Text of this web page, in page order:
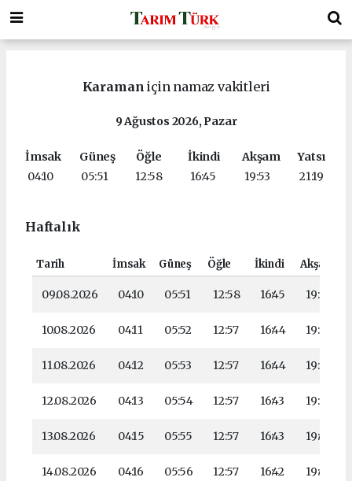
Karaman için namaz vakitleri
9 Ağustos 2026, Pazar
İmsak
04:10
Güneş
05:51
Öğle
12:58
İkindi
16:45
Akşam
19:53
Yatsı
21:19
Haftalık
Tarih İmsak Güneş Öğle İkindi Akşam
09.08.2026 04:10 05:51 12:58 16:45 19:53
10.08.2026 04:11 05:52 12:57 16:44 19:52
11.08.2026 04:12 05:53 12:57 16:44 19:51
12.08.2026 04:13 05:54 12:57 16:43 19:50
13.08.2026 04:15 05:55 12:57 16:43 19:49
14.08.2026 04:16 05:56 12:57 16:42 19:47